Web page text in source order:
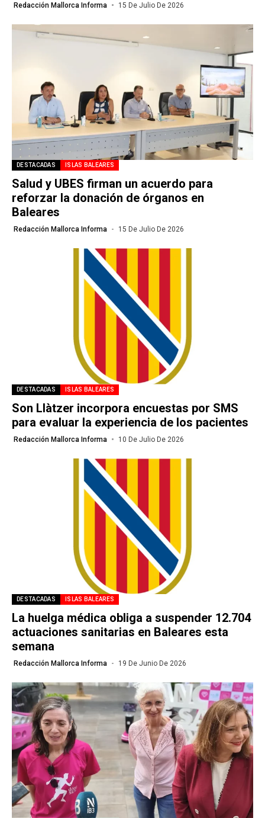
Redacción Mallorca Informa 15 De Julio De 2026
DESTACADAS ISLAS BALEARES
Salud y UBES firman un acuerdo para
reforzar la donación de órganos en
Baleares
Redacción Mallorca Informa 15 De Julio De 2026
DESTACADAS ISLAS BALEARES
Son Llàtzer incorpora encuestas por SMS
para evaluar la experiencia de los pacientes
Redacción Mallorca Informa 10 De Julio De 2026
DESTACADAS ISLAS BALEARES
La huelga médica obliga a suspender 12.704
actuaciones sanitarias en Baleares esta
semana
Redacción Mallorca Informa 19 De Junio De 2026